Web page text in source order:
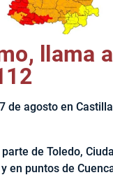
llama
de agosto en
de Toledo,
en puntos de